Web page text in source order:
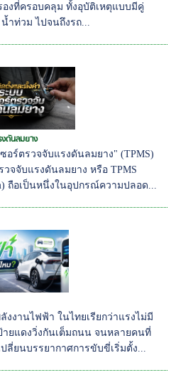
งที่ครอบคลุม ทั้งอุบัติเหตุแบบมีคู่
ท่วม ไปจนถึงรถ...
งดันลมยาง
อร์ตรวจจับแรงดันลมยาง" (TPMS)
จจับแรงดันลมยาง หรือ TPMS
ถือเป็นหนึ่งในอุปกรณ์ความปลอด...
งานไฟฟ้า ในไทยเรียกว่าแรงไม่มี
ายแดงวิ่งกันเต็มถนน จนหลายคนที่
ลี่ยนบรรยากาศการขับขี่เริ่มตั้ง...